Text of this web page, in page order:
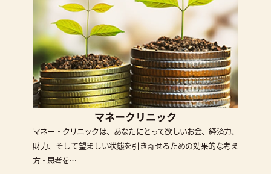
マネークリニック
マネー・クリニックは、あなたにとって欲しいお金、経済力、
財力、そして望ましい状態を引き寄せるための効果的な考え
方・思考を…